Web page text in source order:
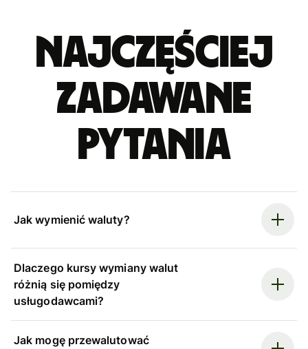
Najczęściej
zadawane
pytania
Jak wymienić waluty?
Dlaczego kursy wymiany walut
różnią się pomiędzy
usługodawcami?
Jak mogę przewalutować